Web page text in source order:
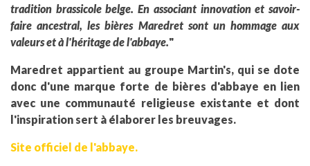
tradition brassicole belge. En associant innovation et savoir-
faire ancestral, les bières Maredret sont un hommage aux
valeurs et à l'héritage de l'abbaye."
Maredret appartient au groupe Martin's, qui se dote
donc d'une marque forte de bières d'abbaye en lien
avec une communauté religieuse existante et dont
l'inspiration sert à élaborer les breuvages.
Site officiel de l'abbaye.